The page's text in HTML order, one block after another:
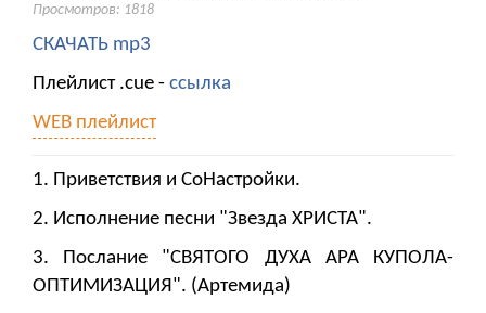
Просмотров: 1818
СКАЧАТЬ mp3
Плейлист .cue - ссылка
WEB плейлист
1. Приветствия и СоНастройки.
2. Исполнение песни "Звезда ХРИСТА".
3. Послание "СВЯТОГО ДУХА АРА КУПОЛА-
ОПТИМИЗАЦИЯ". (Артемида)